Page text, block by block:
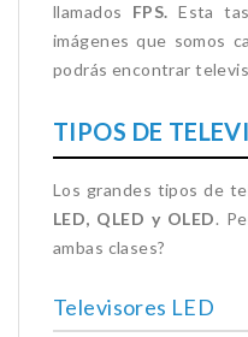
llamados FPS. Esta
imágenes que somos
podrás encontrar
TIPOS DE
Los grandes tipos de
LED, QLED y OLED.
ambas clases?
Televisores LED